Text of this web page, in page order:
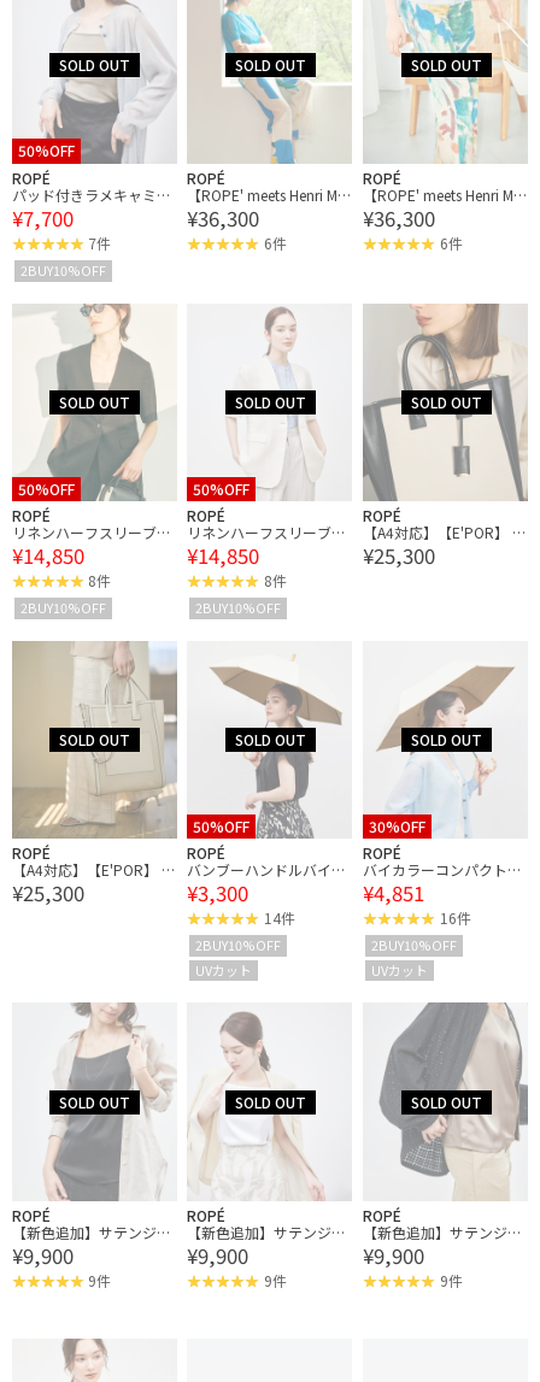
50%OFF
ROPÉ
パッド付きラメキャミソ
ール
¥7,700
7件
2BUY10%OFF
ROPÉ
【ROPE' meets Henri Mat
isse】プリントイージー
パンツ
¥36,300
6件
ROPÉ
【ROPE' meets Henri Mat
isse】プリントイージー
パンツ
¥36,300
6件
50%OFF
ROPÉ
リネンハーフスリーブジ
ャケット
¥14,850
8件
2BUY10%OFF
50%OFF
ROPÉ
リネンハーフスリーブジ
ャケット
¥14,850
8件
2BUY10%OFF
ROPÉ
【A4対応】【E'POR】 I
BAG（キャンバスコンビ
縦型トートバッグ）【通
¥25,300
ROPÉ
【A4対応】【E'POR】 I
BAG（キャンバスコンビ
縦型トートバッグ）【通
¥25,300
50%OFF
ROPÉ
バンブーハンドルバイカ
ラーパラソル（長傘）
【晴雨兼用/UVカット】
【完全遮光生地】
¥3,300
14件
2BUY10%OFF
UVカット
30%OFF
ROPÉ
バイカラーコンパクトパ
ラソル（折りたたみ傘/
日傘）【晴雨兼用/UVカ
ット】【完全遮光生地】
¥4,851
16件
2BUY10%OFF
UVカット
ROPÉ
【新色追加】サテンジャ
ージーキャミソール【メ
ディア掲載】
¥9,900
9件
ROPÉ
【新色追加】サテンジャ
ージーキャミソール【メ
ディア掲載】
¥9,900
9件
ROPÉ
【新色追加】サテンジャ
ージーキャミソール【メ
ディア掲載】
¥9,900
9件